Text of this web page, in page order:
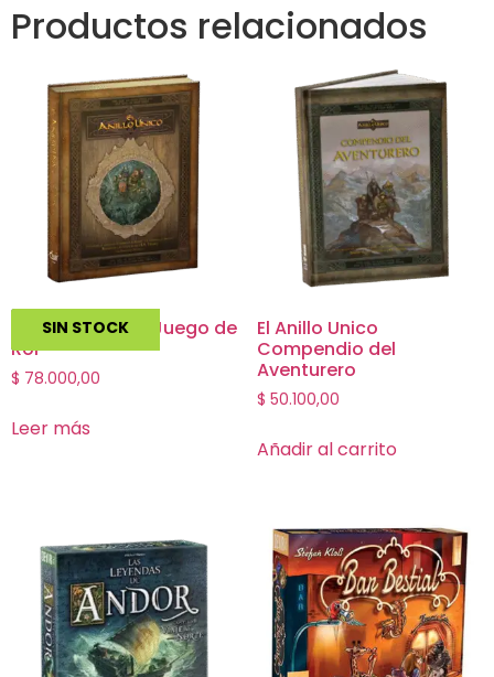
Productos relacionados
SIN STOCK
El Anillo unico – Juego de
Rol
$ 78.000,00
Leer más
El Anillo Unico
Compendio del
Aventurero
$ 50.100,00
Añadir al carrito